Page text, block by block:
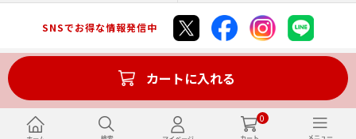
0
カートに入れる
SNSでお得な情報発信中